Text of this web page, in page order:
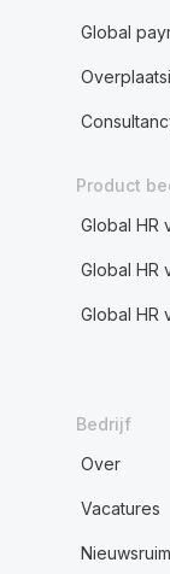
Global
Product
Global HR
Global HR
Global HR
Bedrijf
Over
Vacatures